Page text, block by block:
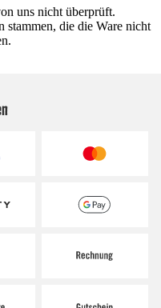
uns nicht überprüft.
stammen, die die Ware nicht